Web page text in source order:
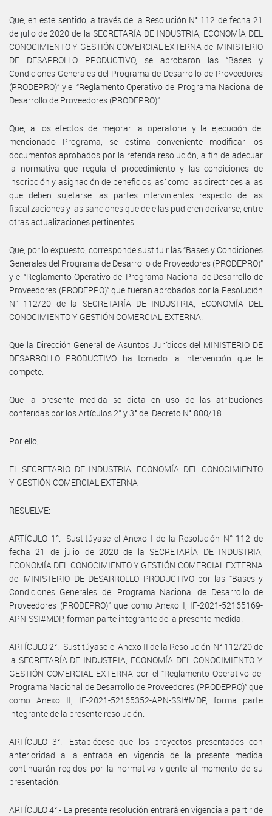
Que, en este sentido, a través de la Resolución N° 112 de fecha 21
de julio de 2020 de la SECRETARÍA DE INDUSTRIA, ECONOMÍA DEL
CONOCIMIENTO Y GESTIÓN COMERCIAL EXTERNA del MINISTERIO
DE DESARROLLO PRODUCTIVO, se aprobaron las “Bases y
Condiciones Generales del Programa de Desarrollo de Proveedores
(PRODEPRO)” y el “Reglamento Operativo del Programa Nacional de
Desarrollo de Proveedores (PRODEPRO)”.
Que, a los efectos de mejorar la operatoria y la ejecución del
mencionado Programa, se estima conveniente modificar los
documentos aprobados por la referida resolución, a fin de adecuar
la normativa que regula el procedimiento y las condiciones de
inscripción y asignación de beneficios, así como las directrices a las
que deben sujetarse las partes intervinientes respecto de las
fiscalizaciones y las sanciones que de ellas pudieren derivarse, entre
otras actualizaciones pertinentes.
Que, por lo expuesto, corresponde sustituir las “Bases y Condiciones
Generales del Programa de Desarrollo de Proveedores (PRODEPRO)”
y el “Reglamento Operativo del Programa Nacional de Desarrollo de
Proveedores (PRODEPRO)” que fueran aprobados por la Resolución
N° 112/20 de la SECRETARÍA DE INDUSTRIA, ECONOMÍA DEL
CONOCIMIENTO Y GESTIÓN COMERCIAL EXTERNA.
Que la Dirección General de Asuntos Jurídicos del MINISTERIO DE
DESARROLLO PRODUCTIVO ha tomado la intervención que le
compete.
Que la presente medida se dicta en uso de las atribuciones
conferidas por los Artículos 2° y 3° del Decreto N° 800/18.
Por ello,
EL SECRETARIO DE INDUSTRIA, ECONOMÍA DEL CONOCIMIENTO
Y GESTIÓN COMERCIAL EXTERNA
RESUELVE:
ARTÍCULO 1°.- Sustitúyase el Anexo I de la Resolución N° 112 de
fecha 21 de julio de 2020 de la SECRETARÍA DE INDUSTRIA,
ECONOMÍA DEL CONOCIMIENTO Y GESTIÓN COMERCIAL EXTERNA
del MINISTERIO DE DESARROLLO PRODUCTIVO por las “Bases y
Condiciones Generales del Programa Nacional de Desarrollo de
Proveedores (PRODEPRO)” que como Anexo I, IF-2021-52165169-
APN-SSI#MDP, forman parte integrante de la presente medida.
ARTÍCULO 2°.- Sustitúyase el Anexo II de la Resolución N° 112/20 de
la SECRETARÍA DE INDUSTRIA, ECONOMÍA DEL CONOCIMIENTO Y
GESTIÓN COMERCIAL EXTERNA por el “Reglamento Operativo del
Programa Nacional de Desarrollo de Proveedores (PRODEPRO)” que
como Anexo II, IF-2021-52165352-APN-SSI#MDP, forma parte
integrante de la presente resolución.
ARTÍCULO 3°.- Establécese que los proyectos presentados con
anterioridad a la entrada en vigencia de la presente medida
continuarán regidos por la normativa vigente al momento de su
presentación.
ARTÍCULO 4°.- La presente resolución entrará en vigencia a partir de